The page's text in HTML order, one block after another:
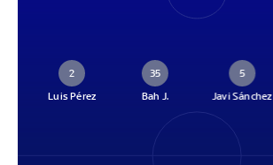
2
Luis Pérez
35
Bah J.
5
Javi Sánchez